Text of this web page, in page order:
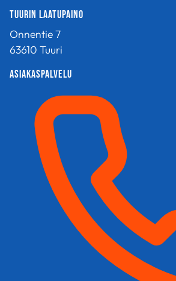
on
useampi
muunnelma.
Voit
tehdä
tuotteen
sivulla.
Tuurin Laatupaino
Onnentie 7
63610 Tuuri
Asiakaspalvelu